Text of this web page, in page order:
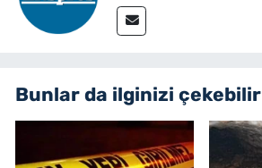
Bunlar da ilginizi çekebilir